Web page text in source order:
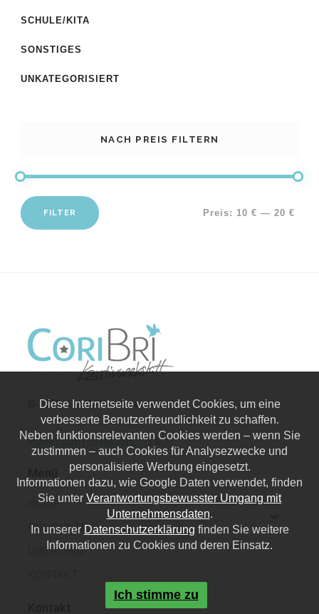
SCHULE/KITA
SONSTIGES
UNKATEGORISIERT
NACH PREIS FILTERN
FILTER Preis: 10 € — 20 €
© 2026 | CoriBri Kreativwerkstatt
Impressum|Datenschutz|AGB
HOME
PRODUKTE
ÜBER UNS
Diese Internetseite verwendet Cookies, um eine
verbesserte Benutzerfreundlichkeit zu schaffen.
Neben funktionsrelevanten Cookies werden – wenn Sie
zustimmen – auch Cookies für Analysezwecke und
personalisierte Werbung eingesetzt.
Informationen dazu, wie Google Daten verwendet, finden
Sie unter Verantwortungsbewusster Umgang mit
Unternehmensdaten.
In unserer Datenschutzerklärung finden Sie weitere
Informationen zu Cookies und deren Einsatz.
Ich stimme zu